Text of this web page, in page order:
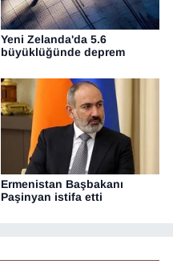
Yeni Zelanda'da 5.6
büyüklüğünde deprem
Ermenistan Başbakanı
Paşinyan istifa etti